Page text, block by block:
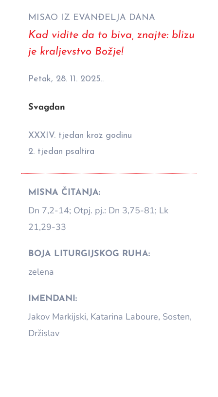
MISAO IZ EVANĐELJA DANA
Kad vidite da to biva, znajte: blizu
je kraljevstvo Božje!
Petak, 28. 11. 2025..
Svagdan
XXXIV. tjedan kroz godinu
2. tjedan psaltira
MISNA ČITANJA:
Dn 7,2-14; Otpj. pj.: Dn 3,75-81; Lk
21,29-33
BOJA LITURGIJSKOG RUHA:
zelena
IMENDANI:
Jakov Markijski, Katarina Laboure, Sosten,
Držislav